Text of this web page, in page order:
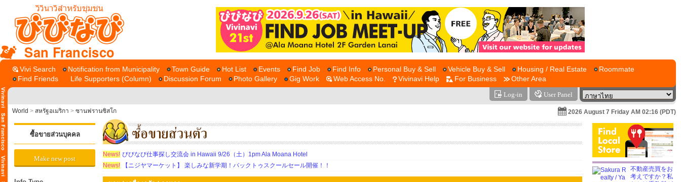
San Francisco
Vivi Search Notification from Municipality Town Guide Hot List Events Find Job Find Info Personal Buy & Sell Vehicle Buy & Sell Housing / Real Estate
Roommate
Find Friends
Life Supporters (Column) Discussion Forum Photo Gallery Gig Work Web Access No. Vivinavi Help For Business Other Area
Log-in User Panel
World > สหรัฐอเมริกา > ซานฟรานซิสโก 2026 August 7 Friday AM 02:16 (PDT)
ซื้อขายส่วนบุคคล
Make new post
News! びびなび仕事探し交流会 in Hawaii 9/26（土）1pm Ala Moana Hotel
News!
【ニジヤマーケット】 楽しみな新学期！バックトゥスクールセール開催！！
不動産売買をお
考えですか？私